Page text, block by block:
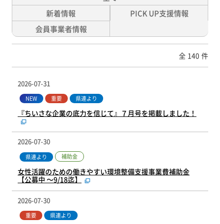
新着情報
PICK UP支援情報
会員事業者情報
全 140 件
2026-07-31
NEW 重要 県連より
『ちいさな企業の底力を信じて』７月号を掲載しました！
2026-07-30
県連より 補助金
女性活躍のための働きやすい環境整備支援事業費補助金
【公募中 ～9/18迄】
2026-07-30
重要 県連より